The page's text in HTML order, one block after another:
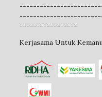
-----------------
Kerjasama Untuk